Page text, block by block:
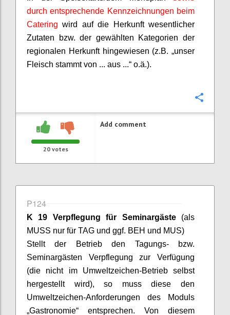
durch entsprechende Kennzeichnungen beim
Catering wird auf die Herkunft wesentlicher
Zutaten bzw. der gewählten Kategorien der
regionalen Herkunft hingewiesen (z.B. „unser
Fleisch stammt von ... aus ...“ o.ä.).
20votes
Add comment
P124
K 19 Verpflegung für Seminargäste (als
MUSS nur für TAG und ggf. BEH und MUS)
Stellt der Betrieb den Tagungs- bzw.
Seminargästen Verpflegung zur Verfügung
(die nicht im Umweltzeichen-Betrieb selbst
hergestellt wird), so muss diese den
Umweltzeichen-Anforderungen des Moduls
„Gastronomie“ entsprechen. Von diesem